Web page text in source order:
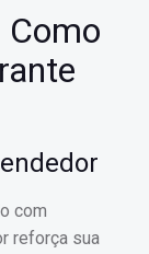
Como
com
reforça sua